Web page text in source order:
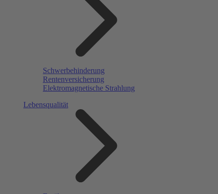
Schwerbehinderung
Rentenversicherung
Elektromagnetische Strahlung
Lebensqualität